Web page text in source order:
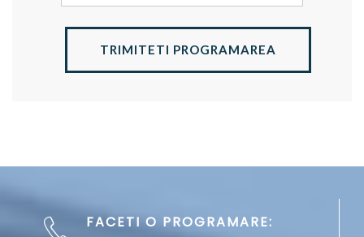
TRIMITETI PROGRAMAREA
FACETI O PROGRAMARE: